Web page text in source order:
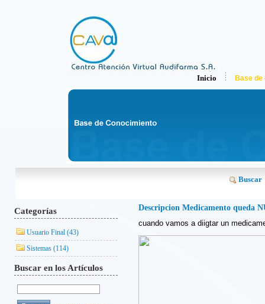
Inicio Base
Buscar
Categorías
Usuario Final (43)
Sistemas (114)
Buscar en los Artículos
Descripcion Medicamento queda
cuando vamos a diigtar un